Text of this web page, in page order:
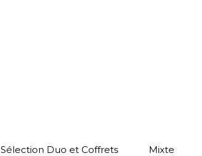
Sélection Duo et Coffrets Mixte